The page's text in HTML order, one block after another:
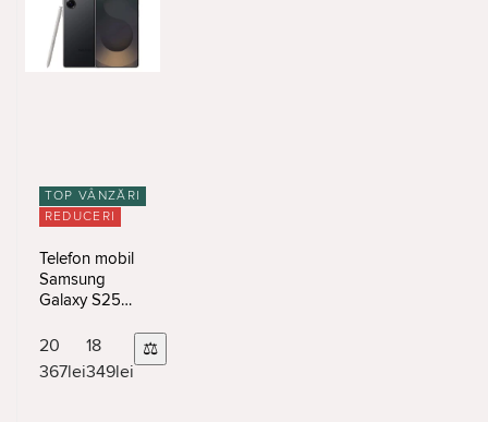
TOP VÂNZĂRI
REDUCERI
Telefon mobil
Samsung
Galaxy S25
12/256Gb
Titanium Black
20
367lei
18
349lei
⚖